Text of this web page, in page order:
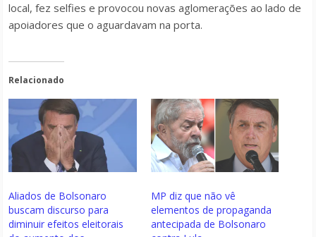
local, fez selfies e provocou novas aglomerações ao lado de
apoiadores que o aguardavam na porta.
Relacionado
Aliados de Bolsonaro
buscam discurso para
diminuir efeitos eleitorais
MP diz que não vê
elementos de propaganda
antecipada de Bolsonaro